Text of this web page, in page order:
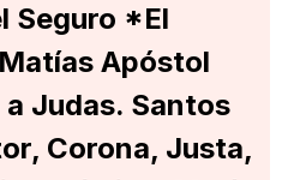
Seguro *El
Apóstol
Judas. Santos
Corona, Justa,